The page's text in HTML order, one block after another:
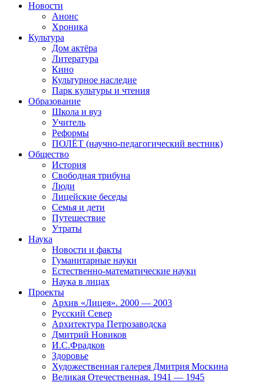
Новости
Анонс
Хроника
Культура
Дом актёра
Литература
Кино
Культурное наследие
Парк культуры и чтения
Образование
Школа и вуз
Учитель
Реформы
ПОЛЁТ (научно-педагогический вестник)
Общество
История
Свободная трибуна
Люди
Лицейские беседы
Семья и дети
Путешествие
Утраты
Наука
Новости и факты
Гуманитарные науки
Естественно-математические науки
Наука в лицах
Проекты
Архив «Лицея». 2000 — 2003
Русский Север
Архитектура Петрозаводска
Дмитрий Новиков
И.С.Фрадков
Здоровье
Художественная галерея Дмитрия Москина
Великая Отечественная. 1941 — 1945